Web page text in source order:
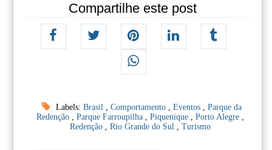
Compartilhe este post
Labels: Brasil , Comportamento , Eventos , Parque da
Redenção , Parque Farroupilha , Piquenique , Porto Alegre ,
Redenção , Rio Grande do Sul , Turismo